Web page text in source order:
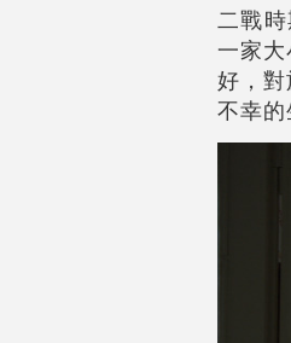
二戰
一家
好，
不幸的